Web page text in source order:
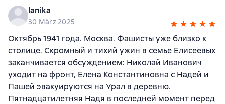
lanika
30 März 2025
Октябрь 1941 года. Москва. Фашисты уже близко к
столице. Скромный и тихий ужин в семье Елисеевых
заканчивается обсуждением: Николай Иванович
уходит на фронт, Елена Константиновна с Надей и
Пашей эвакуируются на Урал в деревню.
Пятнадцатилетняя Надя в последней момент перед